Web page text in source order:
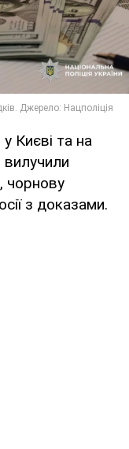
Києві та на
вилучили
чорнову
з доказами.